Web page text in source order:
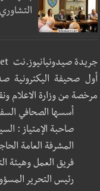
جريدة صيدونيانيوز.نت www.sidonianews.net
مرخصة من وزارة الاعلام
أسسها الصحافي
صاحبة الإمتياز :
المشرفة العامة
فريق العمل وهيئة
رئيس التحرير